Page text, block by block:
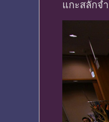
แกะสลักจ